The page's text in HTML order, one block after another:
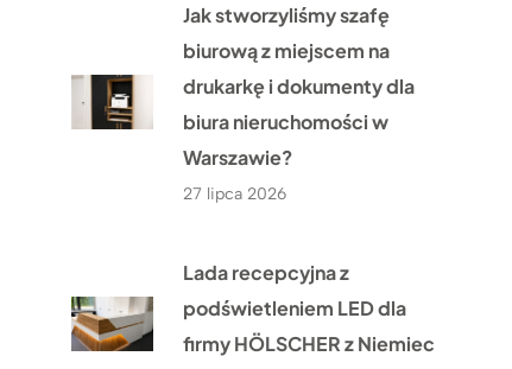
Jak stworzyliśmy szafę
biurową z miejscem na
drukarkę i dokumenty dla
biura nieruchomości w
Warszawie?
27 lipca 2026
Lada recepcyjna z
podświetleniem LED dla
firmy HÖLSCHER z Niemiec